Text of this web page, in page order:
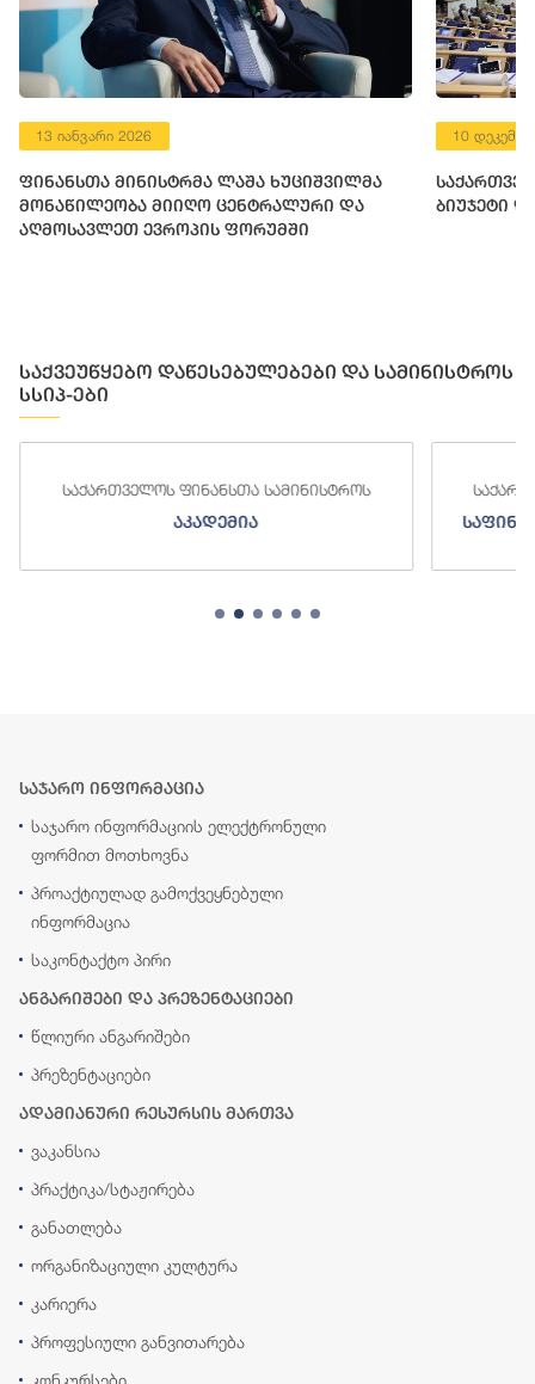
13 იანვარი 2026
ფინანსთა მინისტრმა ლაშა ხუციშვილმა
მონაწილეობა მიიღო ცენტრალური და
აღმოსავლეთ ევროპის ფორუმში
10
ბიუჯეტი
საქვეუწყებო დაწესებულებები და სამინისტროს
სსიპ-ები
საქართველოს ფინანსთა სამინისტროს
აკადემია
საჯარო ინფორმაცია
საჯარო ინფორმაციის ელექტრონული
ფორმით მოთხოვნა
პროაქტიულად გამოქვეყნებული
ინფორმაცია
საკონტაქტო პირი
ანგარიშები და პრეზენტაციები
წლიური ანგარიშები
პრეზენტაციები
ადამიანური რესურსის მართვა
ვაკანსია
პრაქტიკა/სტაჟირება
განათლება
ორგანიზაციული კულტურა
კარიერა
პროფესიული განვითარება